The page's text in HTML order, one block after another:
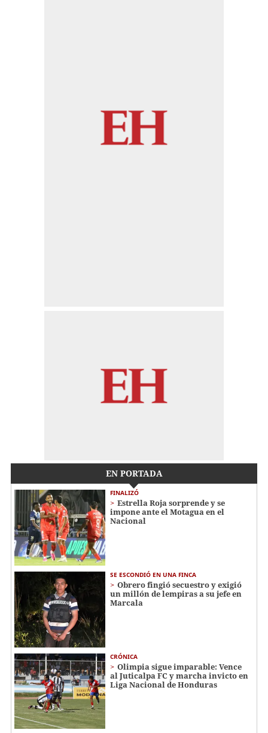
EN PORTADA
FINALIZÓ
Estrella Roja sorprende y se
impone ante el Motagua en el
Nacional
SE ESCONDIÓ EN UNA FINCA
Obrero fingió secuestro y exigió
un millón de lempiras a su jefe en
Marcala
CRÓNICA
Olimpia sigue imparable: Vence
al Juticalpa FC y marcha invicto en
Liga Nacional de Honduras